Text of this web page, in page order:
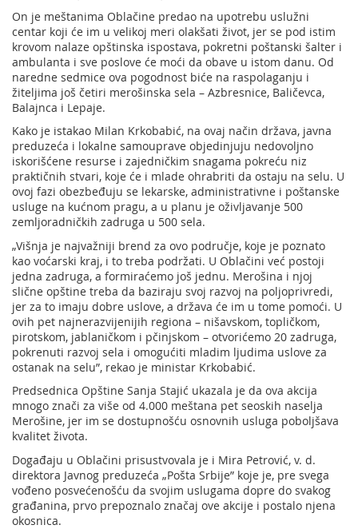
On je meštanima Oblačine predao na upotrebu uslužni
centar koji će im u velikoj meri olakšati život, jer se pod istim
krovom nalaze opštinska ispostava, pokretni poštanski šalter i
ambulanta i sve poslove će moći da obave u istom danu. Od
naredne sedmice ova pogodnost biće na raspolaganju i
žiteljima još četiri merošinska sela – Azbresnice, Baličevca,
Balajnca i Lepaje.
Kako je istakao Milan Krkobabić, na ovaj način država, javna
preduzeća i lokalne samouprave objedinjuju nedovoljno
iskorišćene resurse i zajedničkim snagama pokreću niz
praktičnih stvari, koje će i mlade ohrabriti da ostaju na selu. U
ovoj fazi obezbeđuju se lekarske, administrativne i poštanske
usluge na kućnom pragu, a u planu je oživljavanje 500
zemljoradničkih zadruga u 500 sela.
„Višnja je najvažniji brend za ovo područje, koje je poznato
kao voćarski kraj, i to treba podržati. U Oblačini već postoji
jedna zadruga, a formiraćemo još jednu. Merošina i njoj
slične opštine treba da baziraju svoj razvoj na poljoprivredi,
jer za to imaju dobre uslove, a država će im u tome pomoći. U
ovih pet najnerazvijenijih regiona – nišavskom, topličkom,
pirotskom, jablaničkom i pčinjskom – otvorićemo 20 zadruga,
pokrenuti razvoj sela i omogućiti mladim ljudima uslove za
ostanak na selu”, rekao je ministar Krkobabić.
Predsednica Opštine Sanja Stajić ukazala je da ova akcija
mnogo znači za više od 4.000 meštana pet seoskih naselja
Merošine, jer im se dostupnošću osnovnih usluga poboljšava
kvalitet života.
Događaju u Oblačini prisustvovala je i Mira Petrović, v. d.
direktora Javnog preduzeća „Pošta Srbije” koje je, pre svega
vođeno posvećenošću da svojim uslugama dopre do svakog
građanina, prvo prepoznalo značaj ove akcije i postalo njena
okosnica.